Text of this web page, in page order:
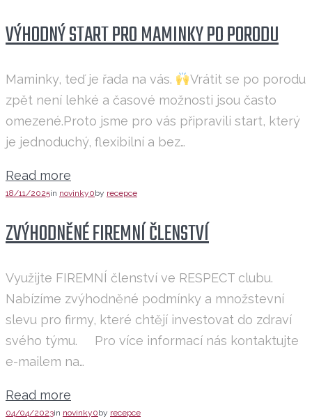
VÝHODNÝ START PRO MAMINKY PO PORODU
Maminky, teď je řada na vás.
Vrátit se po porodu
zpět není lehké a časové možnosti jsou často
omezené.Proto jsme pro vás připravili start, který
je jednoduchý, flexibilní a bez…
Read more
18/11/2025in novinky0by recepce
ZVÝHODNĚNÉ FIREMNÍ ČLENSTVÍ
Využijte FIREMNÍ členství ve RESPECT clubu.
Nabízíme zvýhodněné podmínky a množstevní
slevu pro firmy, které chtějí investovat do zdraví
svého týmu. Pro více informací nás kontaktujte
e-mailem na…
Read more
04/04/2023in novinky0by recepce